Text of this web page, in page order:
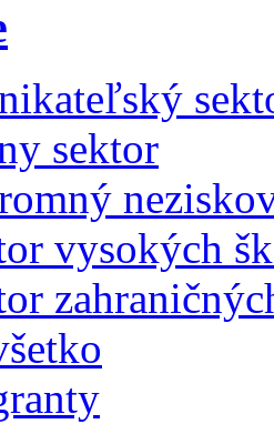
sektor
vysokých